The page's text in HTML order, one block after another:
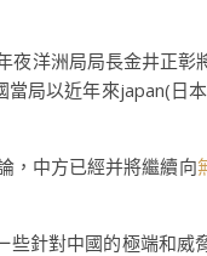
洋洲局局長金井正彰
局以近年來japan(日
，中方已經并將繼續向
些針對中國的極端和威